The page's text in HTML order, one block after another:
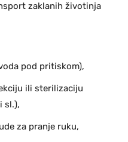
zaklanih životinja
pod pritiskom),
ili sterilizaciju
sl.),
za pranje ruku,